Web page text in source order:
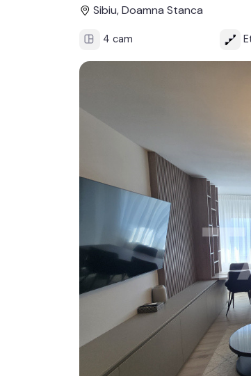
Sibiu, Doamna Stanca
4 cam